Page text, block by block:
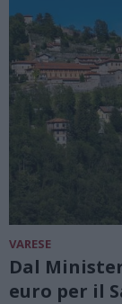
VARESE
Dal
euro per il